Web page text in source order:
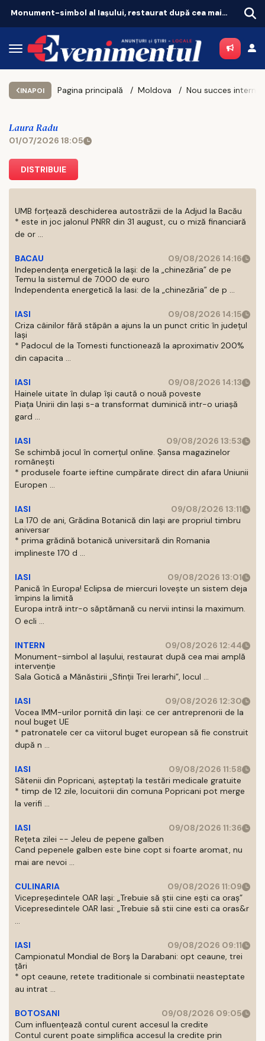
Independența energetică la Iași: de la „chinezăria” de pe Temu la sistemul de 7.000 de euro
INAPOI Pagina principală Moldova
Laura Radu
01/07/2026 18:05
DISTRIBUIE
UMB forțează deschiderea autostrăzii de la Adjud la Bacău
* este in joc jalonul PNRR din 31 august, cu o miză financiară
de or ...
BACAU
09/08/2026 14:16
Independența energetică la Iași: de la „chinezăria” de pe
Temu la sistemul de 7.000 de euro
Independenta energetică la Iasi: de la „chinezăria” de p ...
IASI
09/08/2026 14:15
Criza câinilor fără stăpân a ajuns la un punct critic în județul
Iași
* Padocul de la Tomesti functionează la aproximativ 200%
din capacita ...
IASI
09/08/2026 14:13
Hainele uitate în dulap îşi caută o nouă poveste
Piaţa Unirii din Iaşi s-a transformat duminică intr-o uriaşă
gard ...
IASI
09/08/2026 13:53
Se schimbă jocul în comerțul online. Șansa magazinelor
românești
* produsele foarte ieftine cumpărate direct din afara Uniunii
Europen ...
IASI
09/08/2026 13:11
La 170 de ani, Grădina Botanică din Iași are propriul timbru
aniversar
* prima grădină botanică universitară din Romania
implineste 170 d ...
IASI
09/08/2026 13:01
Panică în Europa! Eclipsa de miercuri lovește un sistem deja
împins la limită
Europa intră intr-o săptămană cu nervii intinsi la maximum.
O ecli ...
INTERN
09/08/2026 12:44
Monument-simbol al Iaşului, restaurat după cea mai amplă
intervenţie
Sala Gotică a Mănăstirii „Sfinţii Trei Ierarhi”, locul ...
IASI
09/08/2026 12:30
Vocea IMM-urilor pornită din Iași: ce cer antreprenorii de la
noul buget UE
* patronatele cer ca viitorul buget european să fie construit
după n ...
IASI
09/08/2026 11:58
Sătenii din Popricani, așteptați la testări medicale gratuite
* timp de 12 zile, locuitorii din comuna Popricani pot merge
la verifi ...
IASI
09/08/2026 11:36
Rețeta zilei -- Jeleu de pepene galben
Cand pepenele galben este bine copt si foarte aromat, nu
mai are nevoi ...
CULINARIA
09/08/2026 11:09
Vicepreședintele OAR Iași: „Trebuie să știi cine ești ca oraș”
Vicepresedintele OAR Iasi: „Trebuie să stii cine esti ca oras&r
...
IASI
09/08/2026 09:11
Campionatul Mondial de Borș la Darabani: opt ceaune, trei
țări
* opt ceaune, retete traditionale si combinatii neasteptate
au intrat ...
BOTOSANI
09/08/2026 09:05
Cum influențează contul curent accesul la credite
Contul curent poate simplifica accesul la credite prin